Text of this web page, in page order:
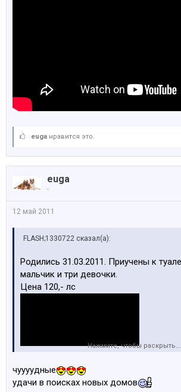
euga нравится это.
euga
-
12 май 2011
FLASH;1330722 сказал(а):
Родились 31.03.2011. Приучены к
мальчик и три девочки.
Цена 120,- лс
Нажмите, чтобы раскрыть...
чуууудные
удачи в поисках новых домов